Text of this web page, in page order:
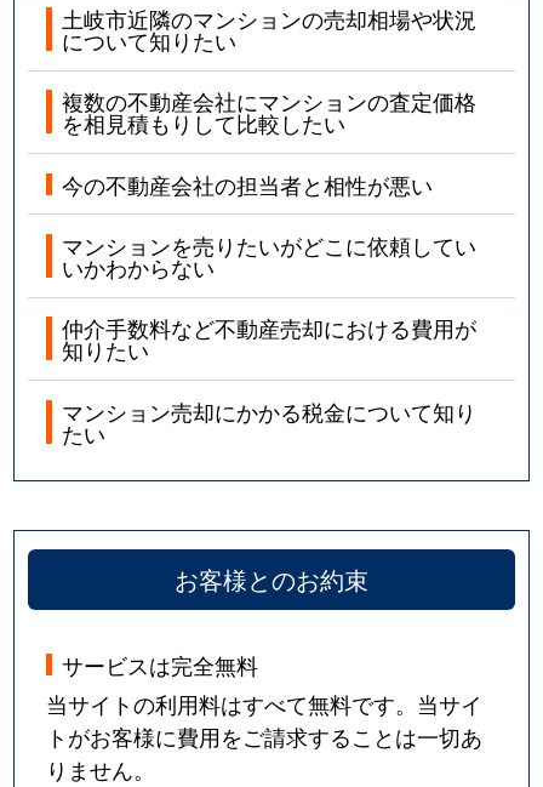
土岐市近隣のマンションの売却相場や状況
について知りたい
複数の不動産会社にマンションの査定価格
を相見積もりして比較したい
今の不動産会社の担当者と相性が悪い
マンションを売りたいがどこに依頼してい
いかわからない
仲介手数料など不動産売却における費用が
知りたい
マンション売却にかかる税金について知り
たい
お客様とのお約束
サービスは完全無料
当サイトの利用料はすべて無料です。当サイ
トがお客様に費用をご請求することは一切あ
りません。